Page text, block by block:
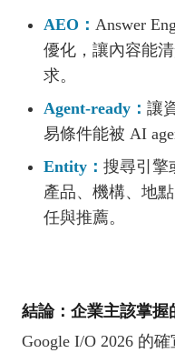
AEO： Answer
優化，讓內容能
求。
Agent-ready： 讓
易條件能被 AI
Entity： 搜尋引擎
產品、機構、地
任與推薦。
結論：企業主該掌握
Google I/O 2026 的